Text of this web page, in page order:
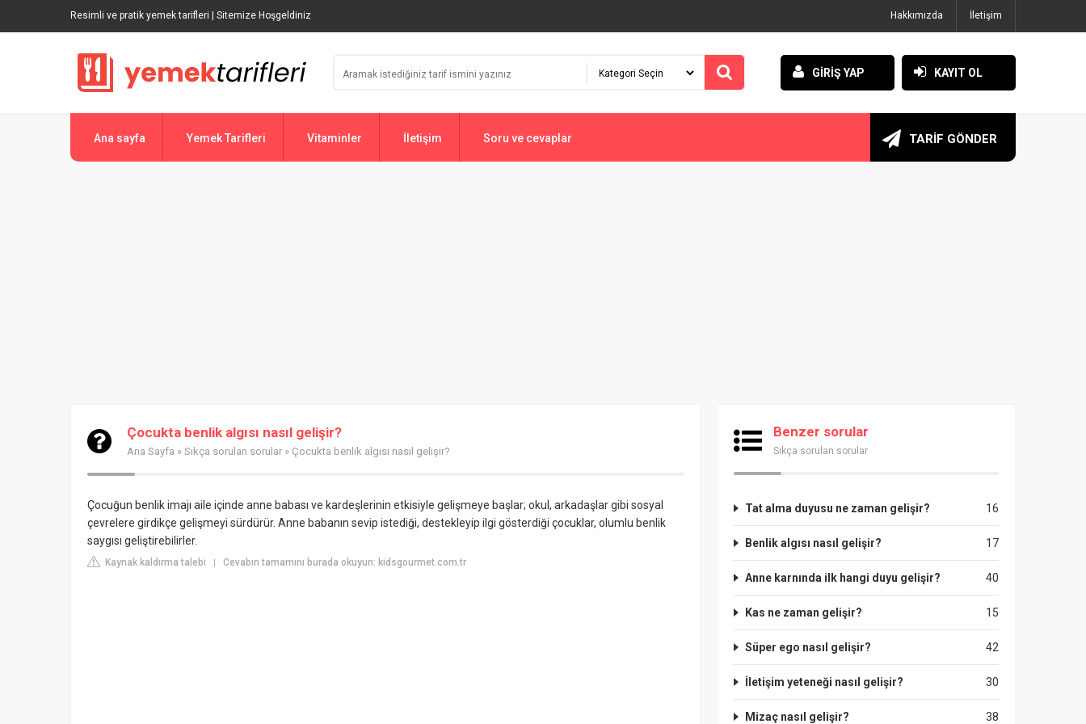
Resimli ve pratik yemek tarifleri | Sitemize Hoşgeldiniz Hakkımızda İletişim
GİRİŞ YAP KAYIT OL
Ana sayfa Yemek Tarifleri Vitaminler İletişim Soru ve cevaplar TARİF GÖNDER
Çocukta benlik algısı nasıl gelişir?
Ana Sayfa » Sıkça sorulan sorular » Çocukta benlik algısı nasıl gelişir?
Çocuğun benlik imajı aile içinde anne babası ve kardeşlerinin etkisiyle gelişmeye başlar; okul, arkadaşlar gibi sosyal
çevrelere girdikçe gelişmeyi sürdürür. Anne babanın sevip istediği, destekleyip ilgi gösterdiği çocuklar, olumlu benlik
saygısı geliştirebilirler.
Kaynak kaldırma talebi | Cevabın tamamını burada okuyun: kidsgourmet.com.tr
Benzer sorular
Sıkça sorulan sorular
16
Tat alma duyusu ne zaman gelişir?
17
Benlik algısı nasıl gelişir?
40
Anne karnında ilk hangi duyu gelişir?
15
Kas ne zaman gelişir?
42
Süper ego nasıl gelişir?
30
İletişim yeteneği nasıl gelişir?
38
Mizaç nasıl gelişir?